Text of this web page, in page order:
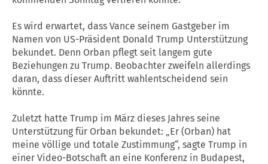
Es wird erwartet, dass Vance seinem Gastgeber im
Namen von US-Präsident Donald Trump Unterstützung
bekundet. Denn Orban pflegt seit langem gute
Beziehungen zu Trump. Beobachter zweifeln allerdings
daran, dass dieser Auftritt wahlentscheidend sein
könnte.
Zuletzt hatte Trump im März dieses Jahres seine
Unterstützung für Orban bekundet: „Er (Orban) hat
meine völlige und totale Zustimmung“, sagte Trump in
einer Video-Botschaft an eine Konferenz in Budapest,